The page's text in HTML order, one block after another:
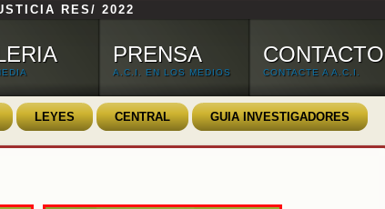
RES/ 2022
PRENSA
A.C.I. EN LOS MEDIOS
CONTACTO
CONTACTE A A.C.I.
LEYES CENTRAL GUIA INVESTIGADORES